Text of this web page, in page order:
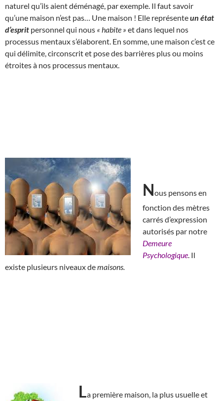
naturel qu’ils aient déménagé, par exemple. Il faut savoir
qu’une maison n’est pas… Une maison ! Elle représenteun état
d’esprit personnel qui nous « habite » et dans lequel nos
processus mentaux s’élaborent. En somme, une maison c’est ce
qui délimite, circonscrit et pose des barrières plus ou moins
étroites à nos processus mentaux.
Nous pensons en
fonction des mètres
carrés d’expression
autorisés par notre
Demeure
Psychologique . Il
existe plusieurs niveaux demaisons.
La première maison, la plus usuelle et